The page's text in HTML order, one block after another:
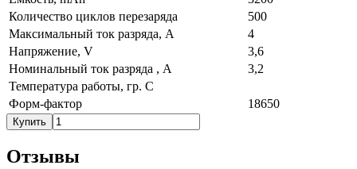
Количество циклов перезаряда
500
Максимальный ток разряда, A
4
Напряжение, V
3,6
Номинальный ток разряда , A
3,2
Температура работы, гр. С
Форм-фактор
18650
Купить
Отзывы